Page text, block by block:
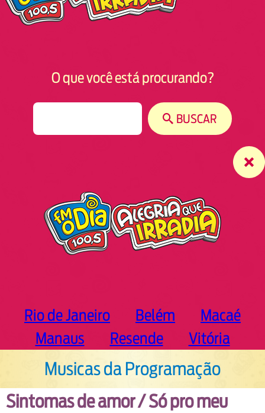
O que você está procurando?
BUSCAR
Rio de Janeiro Belém
Macaé
Manaus
Resende Vitória
Musicas da Programação
Sintomas de amor / Só pro meu